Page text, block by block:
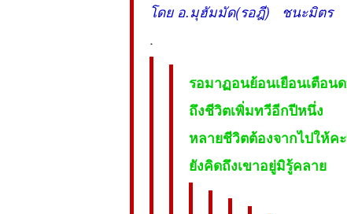
โดย อ.มุฮัมมัด(รอฎี) ชนะมิตร
.
รอมาฏอนย้อนเยือนเตือน
ถึงชีวิตเพิ่มทวีอีกปีหนึ่ง
หลายชีวิตต้องจากไปให้ค
ยังคิดถึงเขาอยู่มิรู้คลาย